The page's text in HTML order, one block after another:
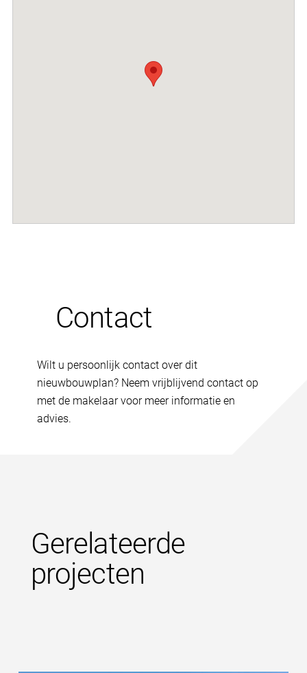
Contact
Wilt u persoonlijk contact over dit
nieuwbouwplan? Neem vrijblijvend contact op
met de makelaar voor meer informatie en
advies.
Gerelateerde
projecten